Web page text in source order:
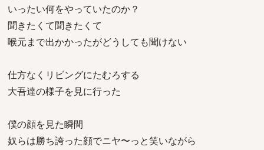
いったい何をやっていたのか？
聞きたくて聞きたくて
喉元まで出かかったがどうしても聞けない
仕方なくリビングにたむろする
大吾達の様子を見に行った
僕の顔を見た瞬間
奴らは勝ち誇った顔でニヤ〜っと笑いながら